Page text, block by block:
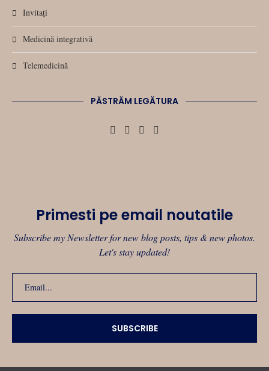
Invitați
Medicină integrativă
Telemedicină
PĂSTRĂM LEGĂTURA
Primesti pe email noutatile
Subscribe my Newsletter for new blog posts, tips & new photos.
Let's stay updated!